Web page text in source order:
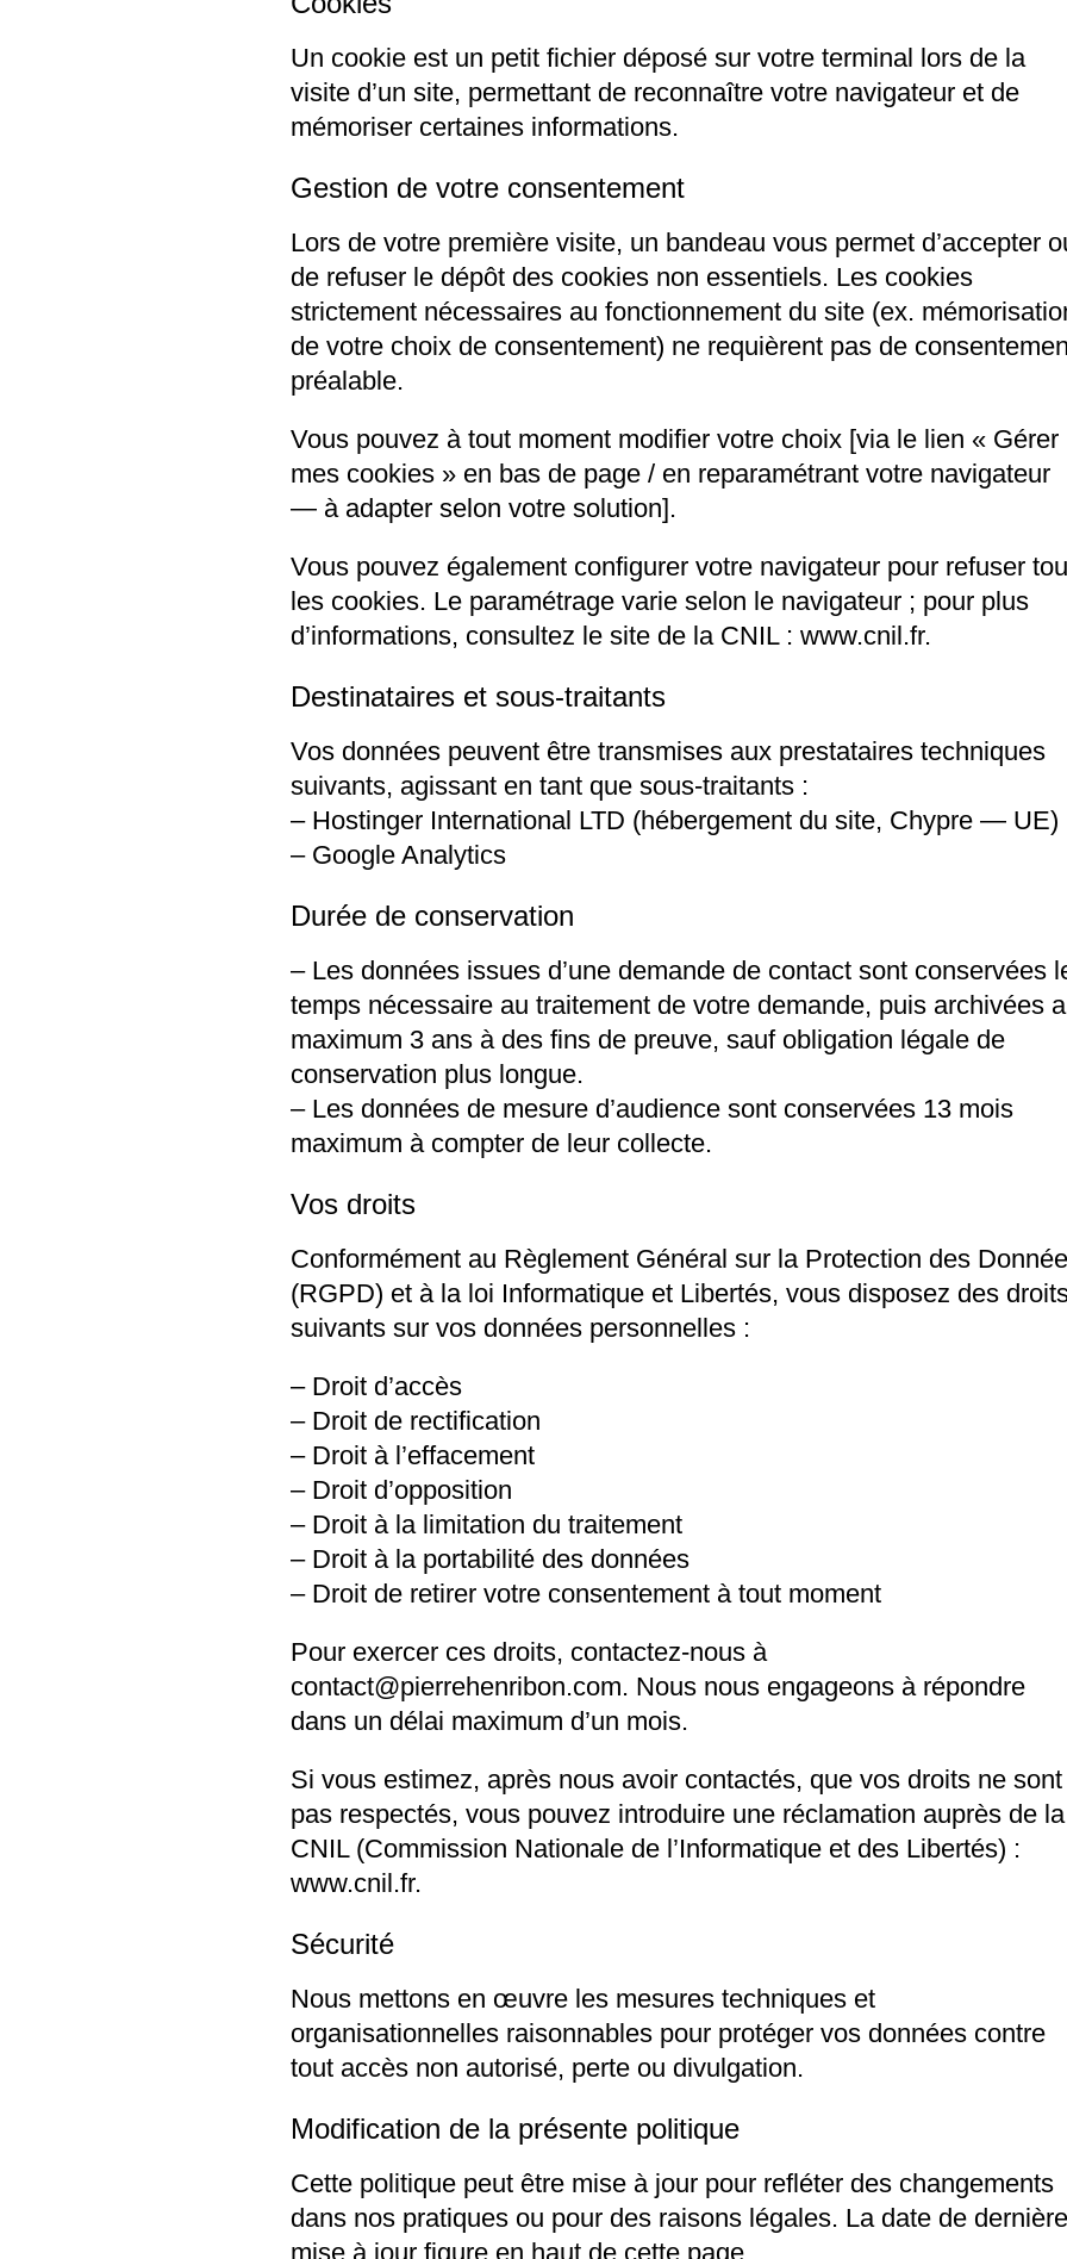
Un cookie est un petit fichier déposé sur votre terminal lors de la
visite d’un site, permettant de reconnaître votre navigateur et de
mémoriser certaines informations.
Gestion de votre consentement
Lors de votre première visite, un bandeau vous permet d’accepter
de refuser le dépôt des cookies non essentiels. Les cookies
strictement nécessaires au fonctionnement du site (ex.
de votre choix de consentement) ne requièrent pas de
préalable.
Vous pouvez à tout moment modifier votre choix [via le lien « Gérer
mes cookies » en bas de page / en reparamétrant votre navigateur
— à adapter selon votre solution].
Vous pouvez également configurer votre navigateur pour refuser
les cookies. Le paramétrage varie selon le navigateur ; pour plus
d’informations, consultez le site de la CNIL :www.cnil.fr.
Destinataires et sous-traitants
Vos données peuvent être transmises aux prestataires techniques
suivants, agissant en tant que sous-traitants :
– Hostinger International LTD (hébergement du site, Chypre — UE)
– Google Analytics
Durée de conservation
– Les données issues d’une demande de contact sont conservées
temps nécessaire au traitement de votre demande, puis archivées
maximum 3 ans à des fins de preuve, sauf obligation légale de
conservation plus longue.
– Les données de mesure d’audience sont conservées 13 mois
maximum à compter de leur collecte.
Vos droits
Conformément au Règlement Général sur la Protection des
(RGPD) et à la loi Informatique et Libertés, vous disposez des
suivants sur vos données personnelles :
– Droit d’accès
– Droit de rectification
– Droit à l’effacement
– Droit d’opposition
– Droit à la limitation du traitement
– Droit à la portabilité des données
– Droit de retirer votre consentement à tout moment
Pour exercer ces droits, contactez-nous à
contact@pierrehenribon.com. Nous nous engageons à répondre
dans un délai maximum d’un mois.
Si vous estimez, après nous avoir contactés, que vos droits ne sont
pas respectés, vous pouvez introduire une réclamation auprès de la
CNIL (Commission Nationale de l’Informatique et des Libertés) :
www.cnil.fr.
Sécurité
Nous mettons en œuvre les mesures techniques et
organisationnelles raisonnables pour protéger vos données contre
tout accès non autorisé, perte ou divulgation.
Modification de la présente politique
Cette politique peut être mise à jour pour refléter des changements
dans nos pratiques ou pour des raisons légales. La date de